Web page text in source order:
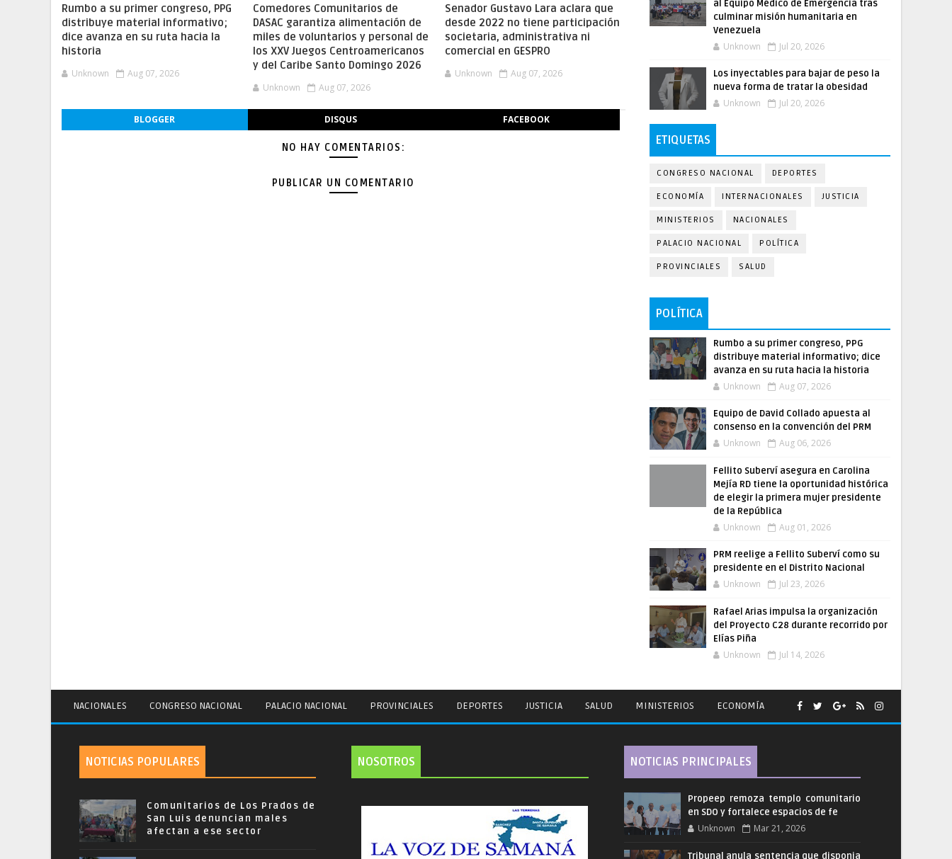
Rumbo a su primer congreso, PPG
distribuye material informativo;
dice avanza en su ruta hacia la
historia
Unknown Aug 07, 2026
Comedores Comunitarios de
DASAC garantiza alimentación de
miles de voluntarios y personal de
los XXV Juegos Centroamericanos
y del Caribe Santo Domingo 2026
Unknown Aug 07, 2026
Senador Gustavo Lara aclara que
desde 2022 no tiene participación
societaria, administrativa ni
comercial en GESPRO
Unknown Aug 07, 2026
BLOGGER DISQUS FACEBOOK
NO HAY COMENTARIOS:
PUBLICAR UN COMENTARIO
al Equipo Médico de Emergencia tras
culminar misión humanitaria en
Venezuela
Unknown Jul 20, 2026
Los inyectables para bajar de peso la
nueva forma de tratar la obesidad
Unknown Jul 20, 2026
ETIQUETAS
CONGRESO NACIONAL DEPORTES
ECONOMÍA INTERNACIONALES JUSTICIA
MINISTERIOS NACIONALES
PALACIO NACIONAL POLÍTICA
PROVINCIALES SALUD
POLÍTICA
Rumbo a su primer congreso, PPG
distribuye material informativo; dice
avanza en su ruta hacia la historia
Unknown Aug 07, 2026
Equipo de David Collado apuesta al
consenso en la convención del PRM
Unknown Aug 06, 2026
Fellito Suberví asegura en Carolina
Mejía RD tiene la oportunidad histórica
de elegir la primera mujer presidente
de la República
Unknown Aug 01, 2026
PRM reelige a Fellito Suberví como su
presidente en el Distrito Nacional
Unknown Jul 23, 2026
Rafael Arias impulsa la organización
del Proyecto C28 durante recorrido por
Elías Piña
Unknown Jul 14, 2026
NACIONALES CONGRESO NACIONAL PALACIO NACIONAL PROVINCIALES DEPORTES JUSTICIA SALUD MINISTERIOS ECONOMÍA
NOTICIAS POPULARES
Comunitarios de Los Prados de
San Luis denuncian males
afectan a ese sector
NOSOTROS NOTICIAS PRINCIPALES
Propeep remoza templo comunitario
en SDO y fortalece espacios de fe
Unknown Mar 21, 2026
Tribunal anula sentencia que disponia